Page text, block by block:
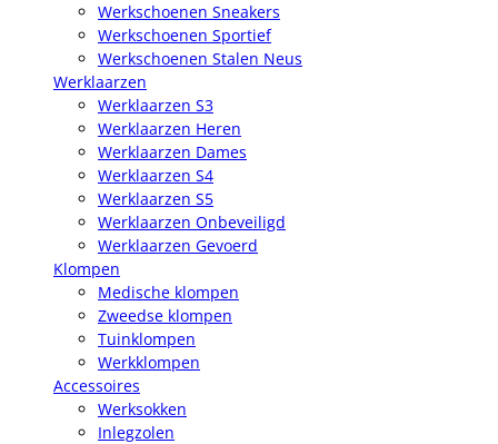
Werkschoenen Sneakers
Werkschoenen Sportief
Werkschoenen Stalen Neus
Werklaarzen
Werklaarzen S3
Werklaarzen Heren
Werklaarzen Dames
Werklaarzen S4
Werklaarzen S5
Werklaarzen Onbeveiligd
Werklaarzen Gevoerd
Klompen
Medische klompen
Zweedse klompen
Tuinklompen
Werkklompen
Accessoires
Werksokken
Inlegzolen